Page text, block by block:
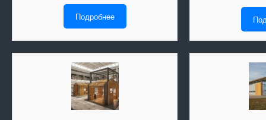
Подробнее